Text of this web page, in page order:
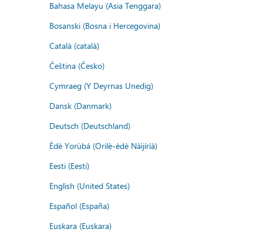
Bahasa Melayu (Asia Tenggara)
Bosanski (Bosna i Hercegovina)
Català (català)
Čeština (Česko)
Cymraeg (Y Deyrnas Unedig)
Dansk (Danmark)
Deutsch (Deutschland)
Èdè Yorùbá (Orilẹ̀-èdè Nàìjíríà)
Eesti (Eesti)
English (United States)
Español (España)
Euskara (Euskara)